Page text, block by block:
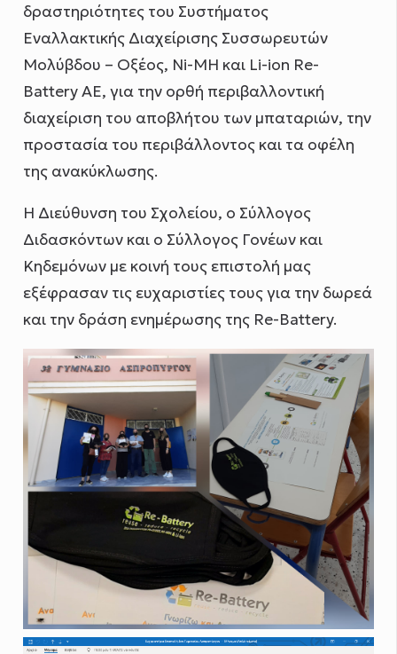
δραστηριότητες του Συστήματος
Εναλλακτικής Διαχείρισης Συσσωρευτών
Μολύβδου – Οξέος, Ni-MH και Li-ion Re-
Battery AE, για την ορθή περιβαλλοντική
διαχείριση του αποβλήτου των μπαταριών, την
προστασία του περιβάλλοντος και τα οφέλη
της ανακύκλωσης.
Η Διεύθυνση του Σχολείου, ο Σύλλογος
Διδασκόντων και ο Σύλλογος Γονέων και
Κηδεμόνων με κοινή τους επιστολή μας
εξέφρασαν τις ευχαριστίες τους για την δωρεά
και την δράση ενημέρωσης της Re-Battery.